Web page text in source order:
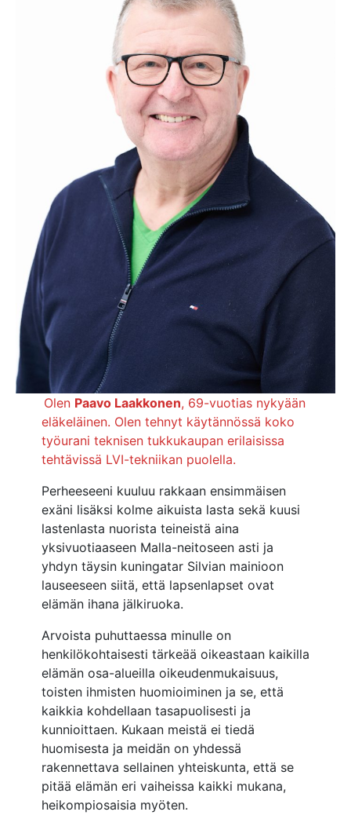
Olen Paavo Laakkonen, 69-vuotias nykyään
eläkeläinen. Olen tehnyt käytännössä koko
työurani teknisen tukkukaupan erilaisissa
tehtävissä LVI-tekniikan puolella.
Perheeseeni kuuluu rakkaan ensimmäisen
exäni lisäksi kolme aikuista lasta sekä kuusi
lastenlasta nuorista teineistä aina
yksivuotiaaseen Malla-neitoseen asti ja
yhdyn täysin kuningatar Silvian mainioon
lauseeseen siitä, että lapsenlapset ovat
elämän ihana jälkiruoka.
Arvoista puhuttaessa minulle on
henkilökohtaisesti tärkeää oikeastaan kaikilla
elämän osa-alueilla oikeudenmukaisuus,
toisten ihmisten huomioiminen ja se, että
kaikkia kohdellaan tasapuolisesti ja
kunnioittaen. Kukaan meistä ei tiedä
huomisesta ja meidän on yhdessä
rakennettava sellainen yhteiskunta, että se
pitää elämän eri vaiheissa kaikki mukana,
heikompiosaisia myöten.